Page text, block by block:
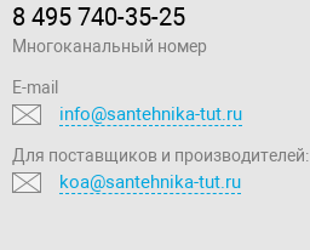
8 495 740-35-25
Многоканальный номер
E-mail
info@santehnika-tut.ru
Для поставщиков и производителей:
koa@santehnika-tut.ru